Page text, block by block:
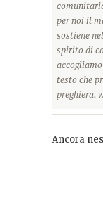
per noi il
sostiene
spirito di
testo che
preghiera.
Ancora